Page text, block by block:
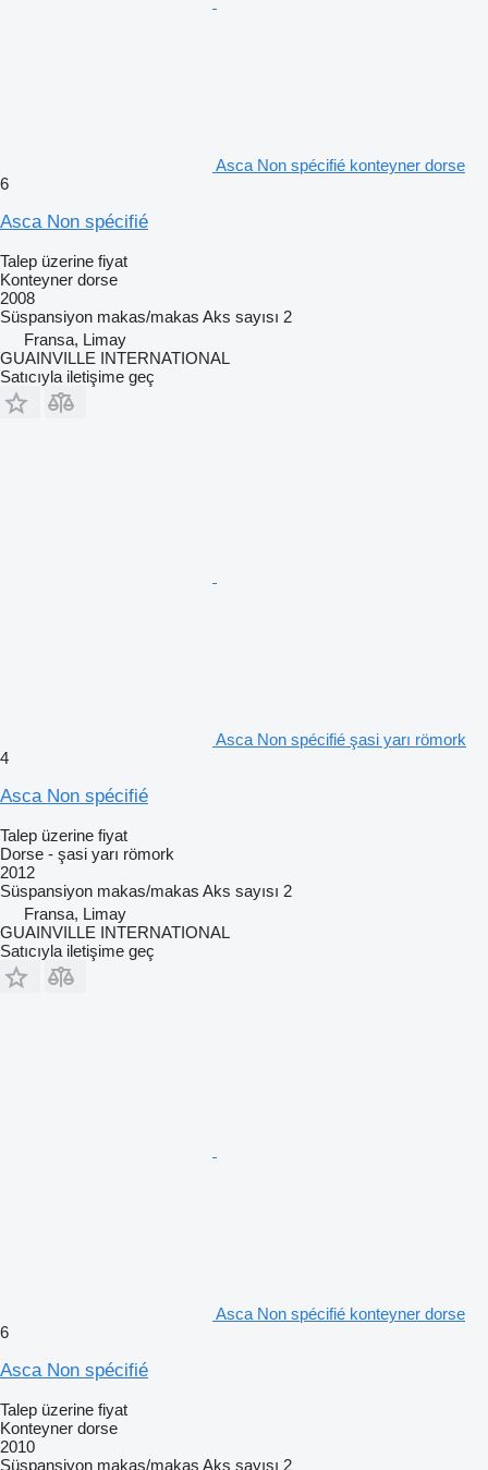
Asca Non spécifié konteyner dorse
6
Asca Non spécifié
Talep üzerine fiyat
Konteyner dorse
2008
Süspansiyon makas/makas Aks sayısı 2
Fransa, Limay
GUAINVILLE INTERNATIONAL
Satıcıyla iletişime geç
Asca Non spécifié şasi yarı römork
4
Asca Non spécifié
Talep üzerine fiyat
Dorse - şasi yarı römork
2012
Süspansiyon makas/makas Aks sayısı 2
Fransa, Limay
GUAINVILLE INTERNATIONAL
Satıcıyla iletişime geç
Asca Non spécifié konteyner dorse
6
Asca Non spécifié
Talep üzerine fiyat
Konteyner dorse
2010
Süspansiyon makas/makas Aks sayısı 2